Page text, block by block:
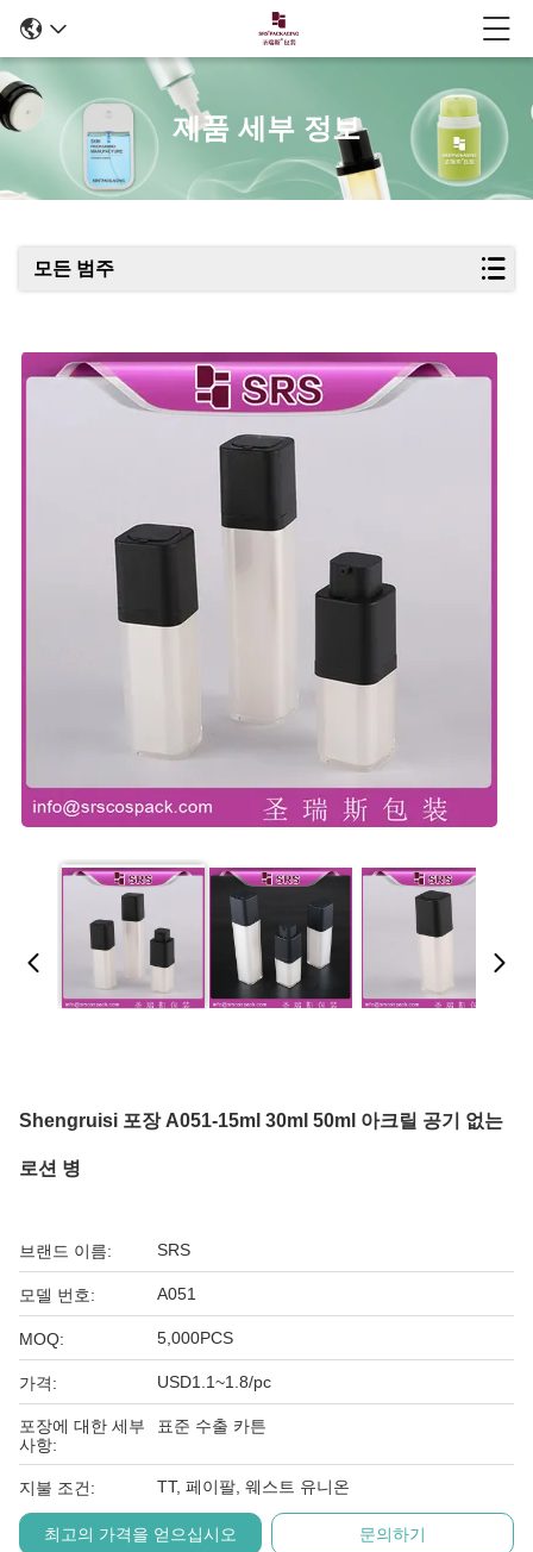
제품 세부 정보
모든 범주
Shengruisi 포장 A051-15ml 30ml 50ml 아크릴 공기 없는
로션 병
브랜드 이름: SRS
모델 번호: A051
MOQ: 5,000PCS
가격: USD1.1~1.8/pc
포장에 대한 세부
사항:
표준 수출 카튼
지불 조건: TT, 페이팔, 웨스트 유니온
최고의 가격을 얻으십시오 문의하기